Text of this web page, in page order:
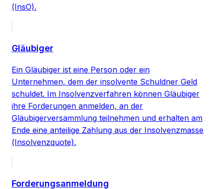
(InsO).
Gläubiger
Ein Gläubiger ist eine Person oder ein
Unternehmen, dem der insolvente Schuldner Geld
schuldet. Im Insolvenzverfahren können Gläubiger
ihre Forderungen anmelden, an der
Gläubigerversammlung teilnehmen und erhalten am
Ende eine anteilige Zahlung aus der Insolvenzmasse
(Insolvenzquote).
Forderungsanmeldung